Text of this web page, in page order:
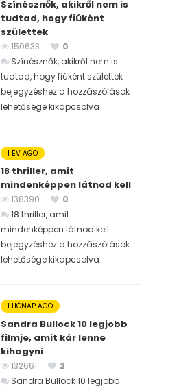
Színésznők, akikről nem is
tudtad, hogy fiúként
születtek
150633
0
Színésznők, akikről nem is
tudtad, hogy fiúként születtek
bejegyzéshez a hozzászólások
lehetősége kikapcsolva
1 ÉV AGO
18 thriller, amit
mindenképpen látnod kell
138390
0
18 thriller, amit
mindenképpen látnod kell
bejegyzéshez a hozzászólások
lehetősége kikapcsolva
1 HÓNAP AGO
Sandra Bullock 10 legjobb
filmje, amit kár lenne
kihagyni
132661
2
Sandra Bullock 10 legjobb